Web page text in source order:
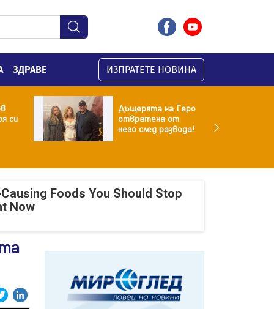
ЗДРАВЕ ИЗПРАТЕТЕ НОВИНА
си
Дъщерята на Геро
отвратена от
него след развода!
Foods You Should Stop
Now